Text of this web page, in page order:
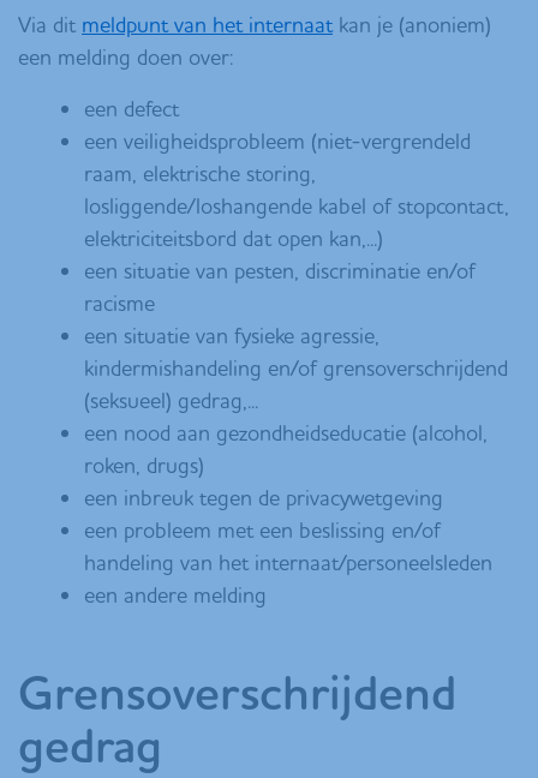
Via dit meldpunt van het internaatkan je (anoniem)
een melding doen over:
een defect
een veiligheidsprobleem (niet-vergrendeld
raam, elektrische storing,
losliggende/loshangende kabel of stopcontact,
elektriciteitsbord dat open kan,...)
een situatie van pesten, discriminatie en/of
racisme
een situatie van fysieke agressie,
kindermishandeling en/of grensoverschrijdend
(seksueel) gedrag,...
een nood aan gezondheidseducatie (alcohol,
roken, drugs)
een inbreuk tegen de privacywetgeving
een probleem met een beslissing en/of
handeling van het internaat/personeelsleden
een andere melding
Grensoverschrijdend
gedrag